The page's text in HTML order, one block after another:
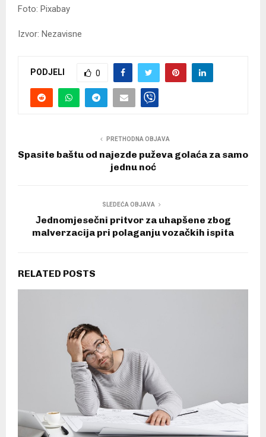
Foto: Pixabay
Izvor: Nezavisne
PODJELI 0
PRETHODNA OBJAVA
Spasite baštu od najezde puževa golaća za samo
jednu noć
SLEDEĆA OBJAVA
Јednomjesečni pritvor za uhapšene zbog
malverzacija pri polaganju vozačkih ispita
RELATED POSTS